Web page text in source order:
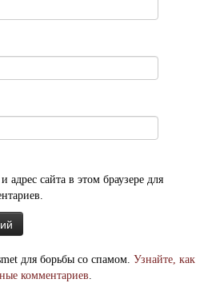
сайта в этом браузере для
для борьбы со спамом. Узнайте, как
комментариев.